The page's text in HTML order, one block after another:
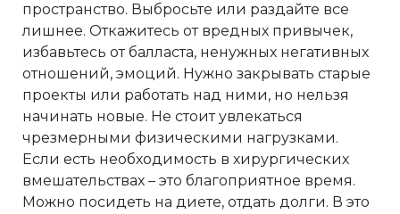
пространство. Выбросьте или раздайте все
лишнее. Откажитесь от вредных привычек,
избавьтесь от балласта, ненужных негативных
отношений, эмоций. Нужно закрывать старые
проекты или работать над ними, но нельзя
начинать новые. Не стоит увлекаться
чрезмерными физическими нагрузками.
Если есть необходимость в хирургических
вмешательствах – это благоприятное время.
Можно посидеть на диете, отдать долги. В это